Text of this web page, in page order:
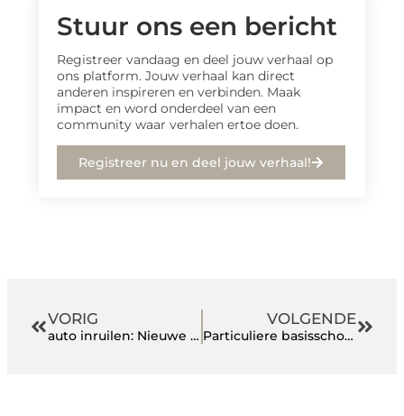
Stuur ons een bericht
Registreer vandaag en deel jouw verhaal op
ons platform. Jouw verhaal kan direct
anderen inspireren en verbinden. Maak
impact en word onderdeel van een
community waar verhalen ertoe doen.
Registreer nu en deel jouw verhaal!
VORIG
auto inruilen: Nieuwe keuzes bij het afscheid van uw huidige auto
VOLGENDE
Particuliere basisschool Amstelveen: Keuzevrijheid en kleinschaligheid in de stad